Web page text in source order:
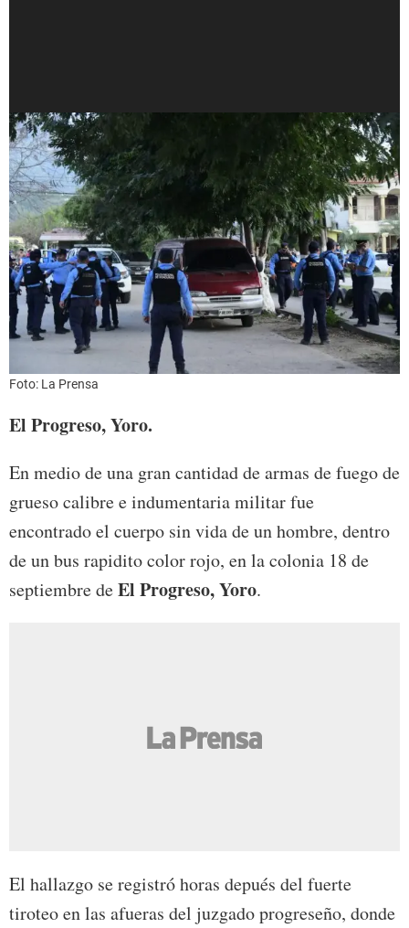
Foto: La Prensa
El Progreso, Yoro.
En medio de una gran cantidad de armas de fuego de
grueso calibre e indumentaria militar fue
encontrado el cuerpo sin vida de un hombre, dentro
de un bus rapidito color rojo, en la colonia 18 de
septiembre deEl Progreso, Yoro.
El hallazgo se registró horas depués del fuerte
tiroteo en las afueras del juzgado progreseño, donde